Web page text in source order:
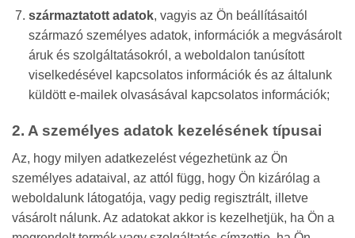
származtatott adatok, vagyis az Ön beállításaitól
származó személyes adatok, információk a megvásárolt
áruk és szolgáltatásokról, a weboldalon tanúsított
viselkedésével kapcsolatos információk és az általunk
küldött e-mailek olvasásával kapcsolatos információk;
2. A személyes adatok kezelésének típusai
Az, hogy milyen adatkezelést végezhetünk az Ön
személyes adataival, az attól függ, hogy Ön kizárólag a
weboldalunk látogatója, vagy pedig regisztrált, illetve
vásárolt nálunk. Az adatokat akkor is kezelhetjük, ha Ön a